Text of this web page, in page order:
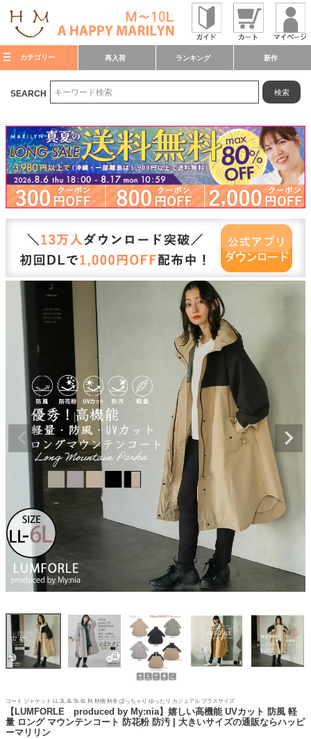
カテゴリー 再入荷 ランキング 新作
SEARCH 検索
コート ジャケット LL 3L 4L 5L 6L 秋 秋物 秋冬 ぽっちゃり ゆったり カジュアル プラスサイズ
【LUMFORLE produced by My:nia】嬉しい高機能 UVカット 防風 軽
量 ロング マウンテンコート 防花粉 防汚 | 大きいサイズの通販ならハッピ
ーマリリン